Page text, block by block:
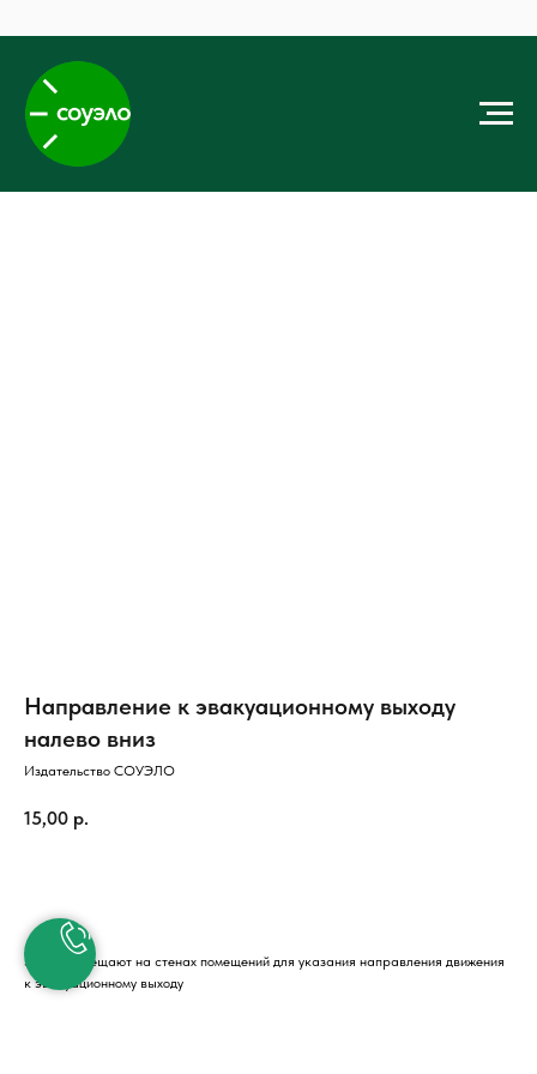
Направление к эвакуационному выходу
налево вниз
Издательство СОУЭЛО
15,00 р.
Знак размещают на стенах помещений для указания направления движения
к эвакуационному выходу